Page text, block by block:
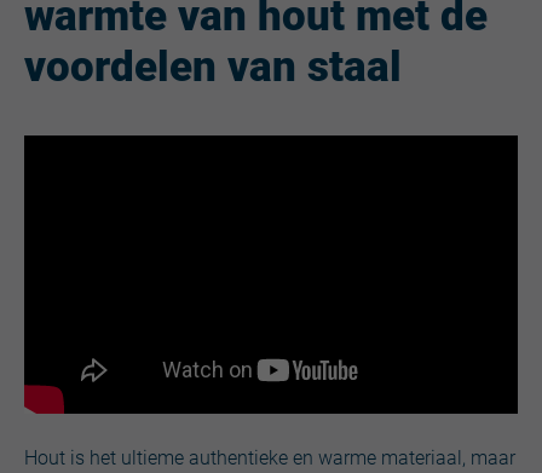
warmte van hout met de
voordelen van staal
Hout is het ultieme authentieke en warme materiaal, maar